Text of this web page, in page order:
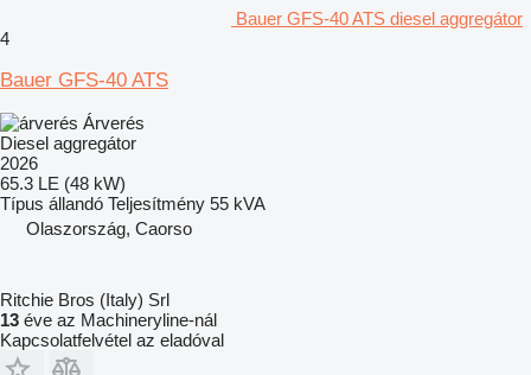
Bauer GFS-40 ATS diesel aggregátor
4
Bauer GFS-40 ATS
Árverés
Diesel aggregátor
2026
65.3 LE (48 kW)
Típus állandó Teljesítmény 55 kVA
Olaszország, Caorso
Ritchie Bros (Italy) Srl
13 éve az Machineryline-nál
Kapcsolatfelvétel az eladóval